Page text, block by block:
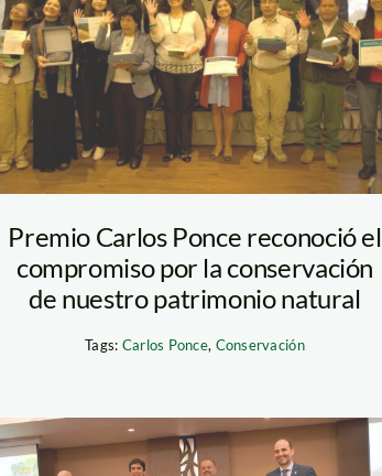
carlos-ponce-del-
prado—spda
Premio Carlos Ponce reconoció el
compromiso por la conservación
de nuestro patrimonio natural
Tags: Carlos Ponce, Conservación